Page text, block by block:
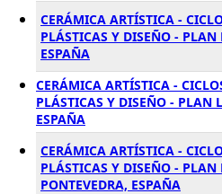
CERÁMICA ARTÍSTICA -
PLÁSTICAS Y DISEÑO -
ESPAÑA
CERÁMICA ARTÍSTICA -
PLÁSTICAS Y DISEÑO - PLAN
ESPAÑA
CERÁMICA ARTÍSTICA -
PLÁSTICAS Y DISEÑO -
PONTEVEDRA, ESPAÑA